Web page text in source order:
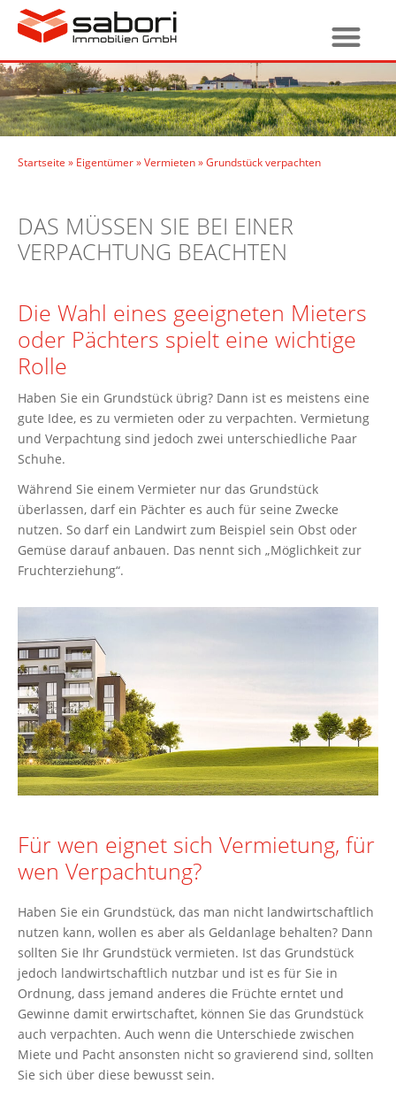
Startseite » Eigentümer»Vermieten»Grundstück verpachten
DAS MÜSSEN SIE BEI EINER
VERPACHTUNG BEACHTEN
Die Wahl eines geeigneten Mieters
oder Pächters spielt eine wichtige
Rolle
Haben Sie ein Grundstück übrig? Dann ist es meistens eine
gute Idee, es zu vermieten oder zu verpachten. Vermietung
und Verpachtung sind jedoch zwei unterschiedliche Paar
Schuhe.
Während Sie einem Vermieter nur das Grundstück
überlassen, darf ein Pächter es auch für seine Zwecke
nutzen. So darf ein Landwirt zum Beispiel sein Obst oder
Gemüse darauf anbauen. Das nennt sich „Möglichkeit zur
Fruchterziehung“.
Für wen eignet sich Vermietung, für
wen Verpachtung?
Haben Sie ein Grundstück, das man nicht landwirtschaftlich
nutzen kann, wollen es aber als Geldanlage behalten? Dann
sollten Sie Ihr Grundstück vermieten. Ist das Grundstück
jedoch landwirtschaftlich nutzbar und ist es für Sie in
Ordnung, dass jemand anderes die Früchte erntet und
Gewinne damit erwirtschaftet, können Sie das Grundstück
auch verpachten. Auch wenn die Unterschiede zwischen
Miete und Pacht ansonsten nicht so gravierend sind, sollten
Sie sich über diese bewusst sein.